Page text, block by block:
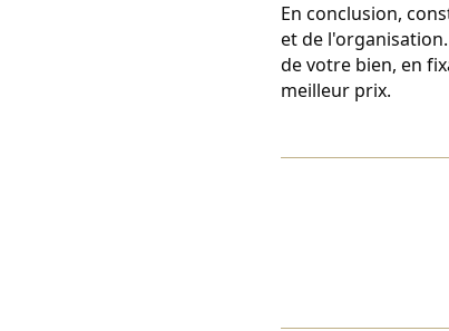
En conclusion,
et de
de votre bien, en
meilleur prix.